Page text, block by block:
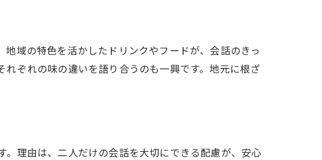
は域の特色を活かしたドリンクやフードが、会話のきっ
ぞれの味の違いを語り合うのも一興です。地元に根ざ
理由は、二人だけの会話を大切にできる配慮が、安心